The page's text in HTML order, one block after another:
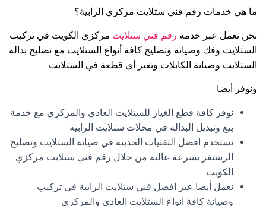
ما هي خدمات رقم فني ستلايت مركزي الرابية؟
نحن نعمل عبر خدمة رقم فني ستلايت مركزي الكويت في تركيب
الستلايت وفك وصيانة وتصليح كافة أنواع الستلايت مع تصليح بدالة
الستلايت وصيانة الكابلات وتغير أي قطعة في الستلايت
ونوفر أيضا:
نوفر كافة قطع الغيار للستلايت العادي والمركزي مع خدمة
بيع وتبديل البدالة في محلات ستلايت الرابية
نستخدم افضل التقنيات الحديثة في صيانة الستلايت وتصليح
الرسيفر بسرعة عالية من خلال رقم فني ستلايت مركزي
الكويت
نعمل أيضا عبر افضل فني ستلايت الرابية في تركيب
وصيانة كافة انواع الستلايت العادي والمركزي